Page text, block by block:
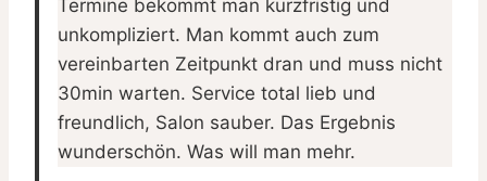
Termine bekommt man kurzfristig und
unkompliziert. Man kommt auch zum
vereinbarten Zeitpunkt dran und muss nicht
30min warten. Service total lieb und
freundlich, Salon sauber. Das Ergebnis
wunderschön. Was will man mehr.